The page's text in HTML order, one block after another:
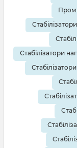
Стабілізатори